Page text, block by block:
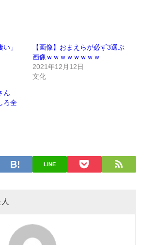
」
【画像】おまえらが必ず3選ぶ
画像ｗｗｗｗｗｗｗｗ
2021年12月12日
文化
ん
ろ全
LINE